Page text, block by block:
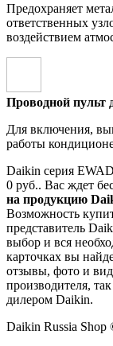
Предохраняет
ответственных
воздействием
Проводной пульт
Для включения,
работы
Daikin серия
0 руб.. Вас ждет
на продукцию
Возможность
представитель
выбор и вся
карточках вы
отзывы, фото и
производителя,
дилером Daikin.
Daikin Russia Shop